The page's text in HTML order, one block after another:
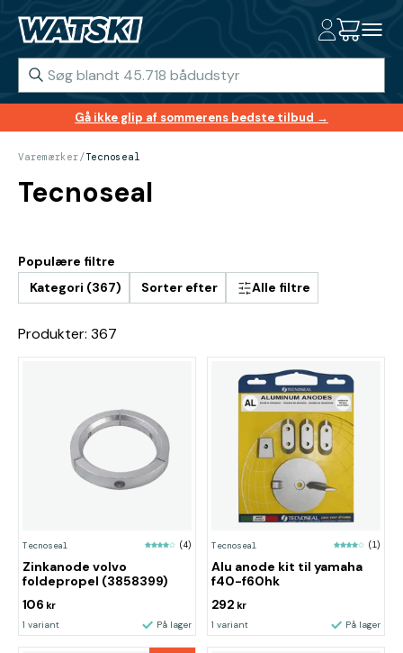
Gå ikke glip af sommerens bedste tilbud →
Varemærker/Tecnoseal
Tecnoseal
Populære filtre
Kategori (367)
Sorter efter Alle filtre
Produkter: 367
Tecnoseal (4)
Zinkanode volvo
foldepropel (3858399)
106 kr
1 variant På lager
Tecnoseal (1)
Alu anode kit til yamaha
f40-f60hk
292 kr
1 variant På lager